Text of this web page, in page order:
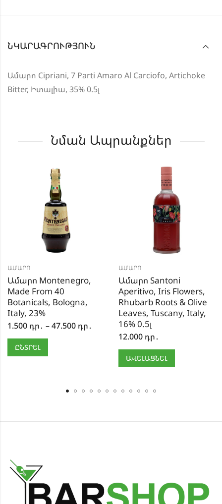
ՆԿԱՐԱԳՐՈՒԹՅՈՒՆ
Ամարո Cipriani, 7 Parti Amaro Al Carciofo, Artichoke
Bitter, Իտալիա, 35% 0.5լ
Նման Ապրանքներ
ԱՄԱՐՈ
Ամարո Montenegro,
Made From 40
Botanicals, Bologna,
Italy, 23%
1.500 դր․ –47.500 դր․
ԸՆՏՐԵԼ
ԱՄԱՐՈ
Ամարո Santoni
Aperitivo, Iris Flowers,
Rhubarb Roots & Olive
Leaves, Tuscany, Italy,
16% 0.5լ
12.000 դր․
ԱՎԵԼԱՑՆԵԼ